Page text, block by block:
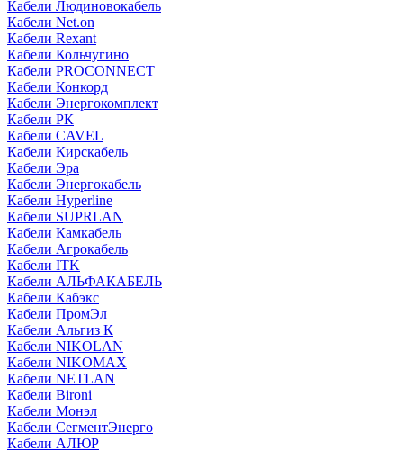
Кабели Людиновокабель
Кабели Net.on
Кабели Rexant
Кабели Кольчугино
Кабели PROCONNECT
Кабели Конкорд
Кабели Энергокомплект
Кабели РК
Кабели CAVEL
Кабели Кирскабель
Кабели Эра
Кабели Энергокабель
Кабели Hyperline
Кабели SUPRLAN
Кабели Камкабель
Кабели Агрокабель
Кабели ITK
Кабели АЛЬФАКАБЕЛЬ
Кабели Кабэкс
Кабели ПромЭл
Кабели Альгиз К
Кабели NIKOLAN
Кабели NIKOMAX
Кабели NETLAN
Кабели Bironi
Кабели Монэл
Кабели СегментЭнерго
Кабели АЛЮР